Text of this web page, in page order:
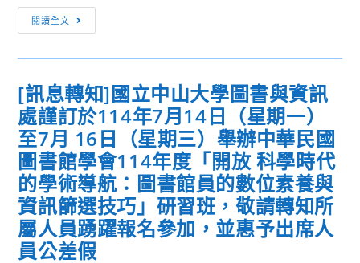
推
廣
識
讀
與
事
實
查
核
教
育。
精
分
班」
生
營
閱讀全文
息
轉
致
理
學
校
財
團
法
人
致
[訊息轉知]國立中山大學圖書與資訊
處謹訂於114年7月14日（星期一）
至7月 16日（星期三）舉辦中華民國
圖書館學會114年度「開放 科學時代
的學術導航：圖書館員的數位素養與
資訊篩選技巧」研習班，敬請轉知所
屬人員踴躍報名參加，並惠予出席人
員公差假